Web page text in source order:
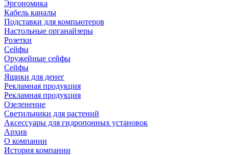
Эргономика
Кабель каналы
Подставки для компьютеров
Настольные органайзеры
Розетки
Сейфы
Оружейные сейфы
Сейфы
Ящики для денег
Рекламная продукция
Рекламная продукция
Озеленение
Светильники для растений
Аксессуары для гидропонных установок
Архив
О компании
История компании